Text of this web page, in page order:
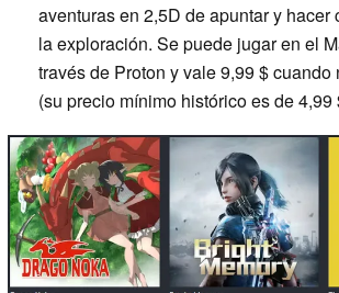
aventuras en 2,5D de apuntar y hacer
la exploración. Se puede jugar en el
través de Proton y vale 9,99 $ cuando
(su precio mínimo histórico es de 4,99